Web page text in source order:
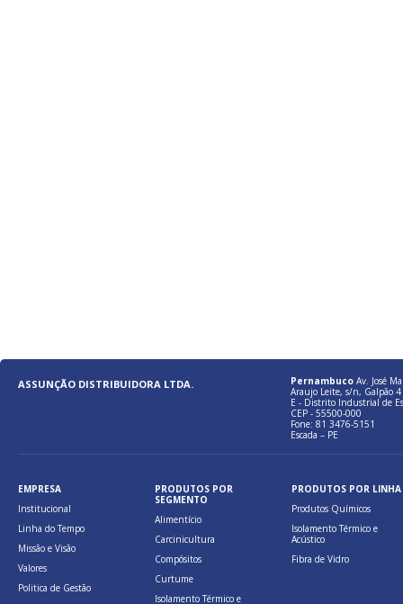
ASSUNÇÃO DISTRIBUIDORA LTDA. Pernambuco Av. José
Araujo Leite, s/n, Galpão 4
E - Distrito Industrial de
CEP - 55500-000
Fone: 81 3476-5151
Escada – PE
EMPRESA
Institucional
Linha do Tempo
Missão e Visão
Valores
Politica de Gestão
PRODUTOS POR
SEGMENTO
Alimentício
Carcinicultura
Compósitos
Curtume
Isolamento Térmico e
PRODUTOS POR LINHA
Produtos Químicos
Isolamento Térmico e
Acústico
Fibra de Vidro